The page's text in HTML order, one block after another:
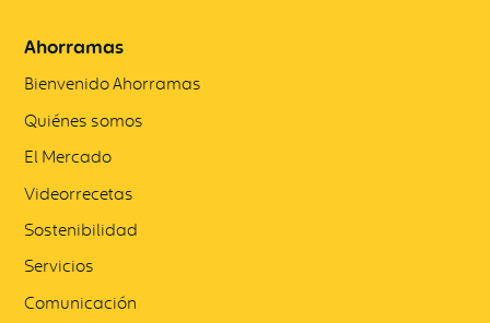
Ahorramas
Bienvenido Ahorramas
Quiénes somos
El Mercado
Videorrecetas
Sostenibilidad
Servicios
Comunicación